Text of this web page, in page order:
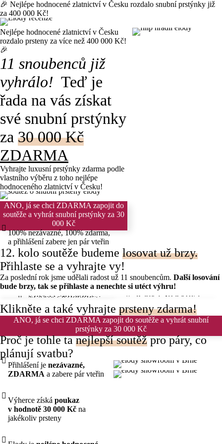
🎉 Nejlépe hodnocené zlatnictví v Česku rozdalo snubní prstýnky již
za 400 000 Kč!
Nejlépe hodnocené zlatnictví v Česku
rozdalo prsteny za více než 400 000 Kč!
🎉
11 snoubenců již
vyhrálo! Teď je
řada na vás získat
své snubní prstýnky
za 30 000 Kč
ZDARMA
Vyhrajte luxusní prstýnky zdarma podle
vlastního výběru z toho nejlépe
hodnoceného zlatnictví v Česku!
ANO, já se chci ZDARMA zapojit do
soutěže a vyhrát snubní prstýnky za 30
000 Kč
100% nezávazné, 100% zdarma,
a přihlášení zabere jen pár vteřin
12. kolo soutěže budeme losovat už brzy.
Přihlaste se a vyhrajte vy!
Za poslední rok jsme udělali radost už 11 snoubencům. Další losování
bude brzy, tak se přihlaste a nenechte si utéct výhru!
🏆 Eliška Coufalová 🏆 Radka Špačková
🏆 Zuzana Grulichová
🏆 Markéta Rohelová
Klikněte a také vyhrajte prsteny zdarma!
ANO, já se chci ZDARMA zapojit do soutěže a vyhrát snubní
prstýnky za 30 000 Kč
Proč je tohle tanejlepší soutěžpro páry, co
plánují svatbu?
Přihlášení je nezávazné,
ZDARMA a zabere pár vteřin
Výherce získá poukaz
v hodnotě 30 000 Kč na
jakékoliv prsteny